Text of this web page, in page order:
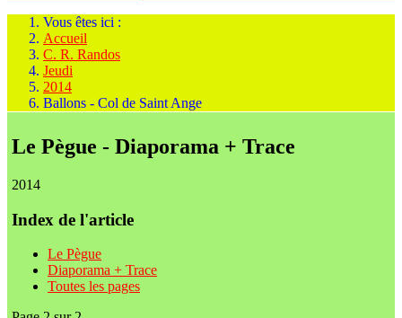
Vous êtes ici :
Accueil
C. R. Randos
Jeudi
2014
Ballons - Col de Saint Ange
Le Pègue - Diaporama + Trace
2014
Index de l'article
Le Pègue
Diaporama + Trace
Toutes les pages